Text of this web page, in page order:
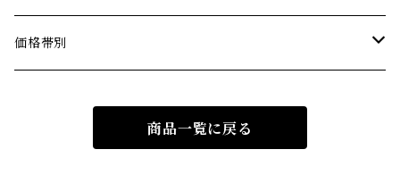
薄墨羊羹こざくら
薄墨羊羹大棹
価格帯別
1501円から2500円までの商品
商品一覧に戻る